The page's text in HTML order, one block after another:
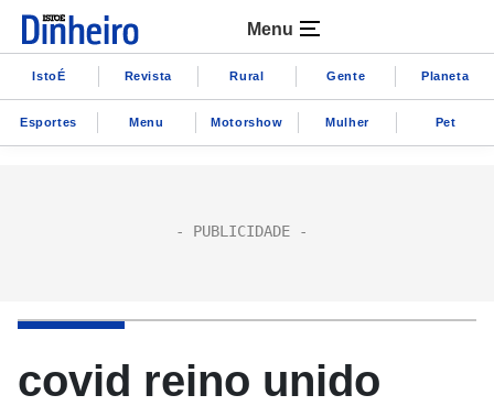
Menu
IstoÉ Revista Rural Gente Planeta
Esportes Menu Motorshow Mulher Pet
covid reino unido